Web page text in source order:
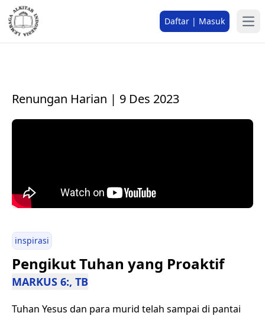
Daftar | Masuk
Renungan Harian | 9 Des 2023
inspirasi
Pengikut Tuhan yang Proaktif
MARKUS 6:, TB
Tuhan Yesus dan para murid telah sampai di pantai